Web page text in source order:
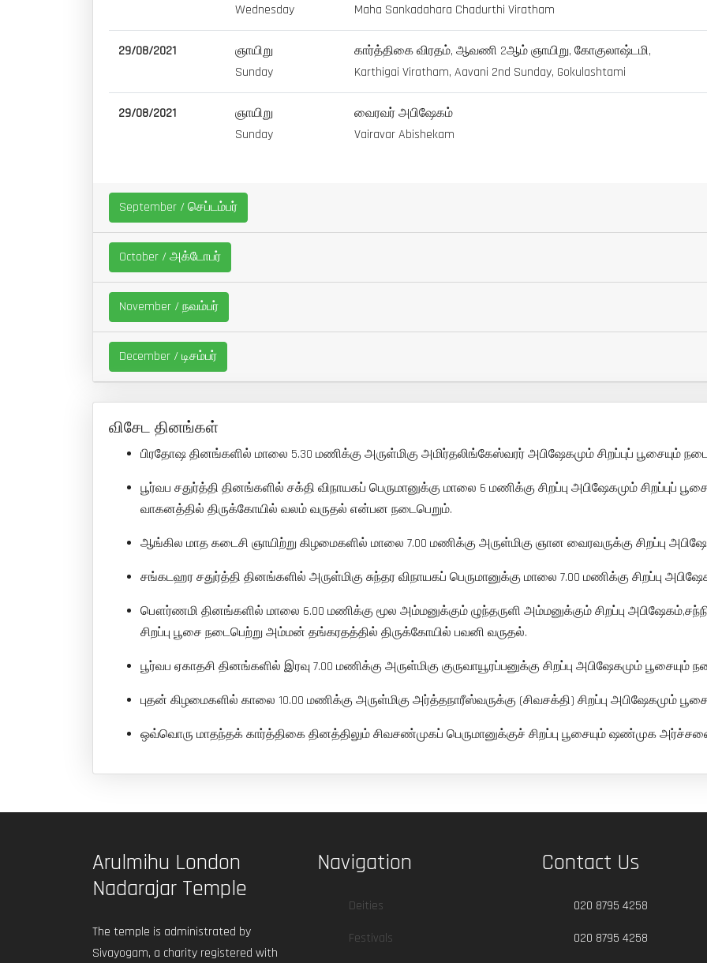
Wednesday
Maha Sankadahara Chadurthi Viratham
29/08/2021
ஞாயிறு
Sunday
கார்த்திகை விரதம், ஆவணி 2ஆம் ஞாயிறு, கோகுலாஷ்டமி,
Karthigai Viratham, Aavani 2nd Sunday, Gokulashtami
29/08/2021
ஞாயிறு
Sunday
வைரவர் அபிஷேகம்
Vairavar Abishekam
September / செப்டம்பர்
October / அக்டோபர்
November / நவம்பர்
December / டிசம்பர்
விசேட தினங்கள்
பிரதோஷ தினங்களில் மாலை 5.30 மணிக்கு அருள்மிகு அமிர்தலிங்கேஸ்வரர் அபிஷேகமும் சிறப்புப் பூசையும்
பூர்வப சதுர்த்தி தினங்களில் சக்தி விநாயகப் பெருமானுக்கு மாலை 6 மணிக்கு சிறப்பு அபிஷேகமும் சிறப்புப்
வாகனத்தில் திருக்கோயில் வலம் வருதல் என்பன நடைபெறும்.
ஆங்கில மாத கடைசி ஞாயிற்று கிழமைகளில் மாலை 7.00 மணிக்கு அருள்மிகு ஞான வைரவருக்கு சிறப்பு
சங்கடஹர சதுர்த்தி தினங்களில் அருள்மிகு சுந்தர விநாயகப் பெருமானுக்கு மாலை 7.00 மணிக்கு சிறப்பு
பௌர்ணமி தினங்களில் மாலை 6.00 மணிக்கு மூல அம்மனுக்கும் ழுந்தருளி அம்மனுக்கும் சிறப்பு
சிறப்பு பூசை நடைபெற்று அம்மன் தங்கரதத்தில் திருக்கோயில் பவனி வருதல்.
பூர்வப ஏகாதசி தினங்களில் இரவு 7.00 மணிக்கு அருள்மிகு குருவாயூரப்பனுக்கு சிறப்பு அபிஷேகமும் பூசையும்
புதன் கிழமைகளில் காலை 10.00 மணிக்கு அருள்மிகு அர்த்தநாரீஸ்வருக்கு (சிவசக்தி) சிறப்பு அபிஷேகமும்
ஒவ்வொரு மாதந்தக் கார்த்திகை தினத்திலும் சிவசண்முகப் பெருமானுக்குச் சிறப்பு பூசையும் ஷண்முக
Arulmihu London
Nadarajar Temple
The temple is administrated by
Sivayogam, a charity registered with
Navigation
Deities
Festivals
Contact Us
020 8795 4258
020 8795 4258